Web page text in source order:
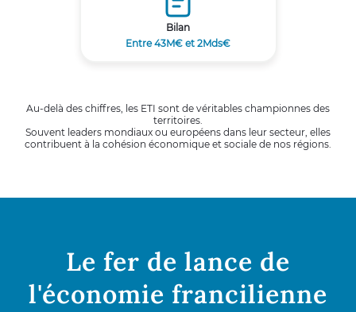
Bilan
Entre 43M€ et 2Mds€
Au-delà des chiffres, les ETI sont de véritables championnes des
territoires.
Souvent leaders mondiaux ou européens dans leur secteur, elles
contribuent à la cohésion économique et sociale de nos régions.
Le fer de lance de
l'économie francilienne